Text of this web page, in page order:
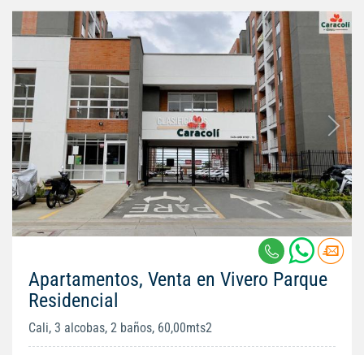
Apartamentos, Venta en Vivero Parque
Residencial
Cali, 3 alcobas, 2 baños, 60,00mts2